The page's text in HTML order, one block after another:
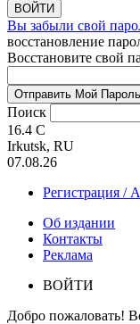
Вы забыли свой
восстановление
Восстановите свой
Поиск
16.4 C
Irkutsk, RU
07.08.26
Регистрация /
Об издании
Контакты
Реклама
ВОЙТИ
Добро пожаловать!